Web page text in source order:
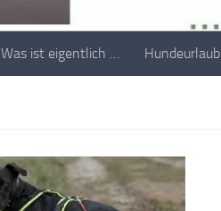
Was ist eigentlich … Hundeurlaub